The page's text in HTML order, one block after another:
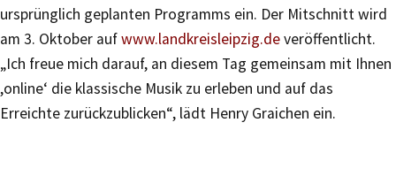
ursprünglich geplanten Programms ein. Der Mitschnitt wird
am 3. Oktober aufwww.landkreisleipzig.deveröffentlicht.
„Ich freue mich darauf, an diesem Tag gemeinsam mit Ihnen
,online‘ die klassische Musik zu erleben und auf das
Erreichte zurückzublicken“, lädt Henry Graichen ein.